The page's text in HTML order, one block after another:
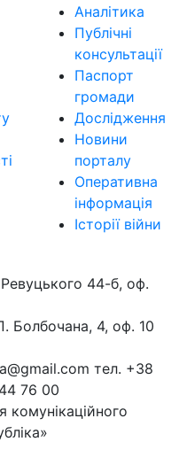
Аналітика
Публічні
консультації
Паспорт
громади
Дослідження
Новини
порталу
Оперативна
інформація
Історії війни
Ревуцького 44-б, оф.
Болбочана, 4, оф. 10
тел. +38
76 00
комунікаційного